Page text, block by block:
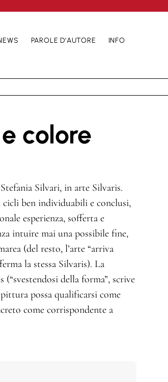
PAROLE D’AUTORE INFO
colore
Silvari, in arte Silvaris.
cicli ben individuabili e conclusi,
esperienza, sofferta e
intuire mai una possibile fine,
(del resto, l’arte “arriva
la stessa Silvaris). La
della forma”, scrive
possa qualificarsi come
come corrispondente a